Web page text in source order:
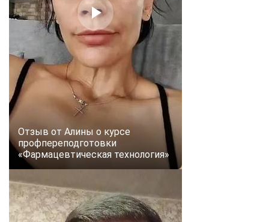
Отзыв от Алины о курсе
профпереподготовки
«Фармацевтическая технология»